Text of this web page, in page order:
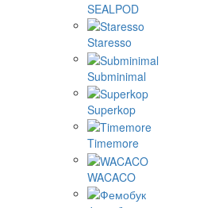
SEALPOD
Staresso
Subminimal
Superkop
Timemore
WACACO